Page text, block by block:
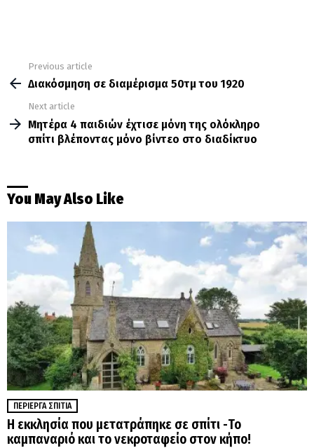
more
Previous article
Διακόσμηση σε διαμέρισμα 50τμ του 1920
Next article
Μητέρα 4 παιδιών έχτισε μόνη της ολόκληρο
σπίτι βλέποντας μόνο βίντεο στο διαδίκτυο
You May Also Like
ΠΕΡΊΕΡΓΑ ΣΠΊΤΙΑ
Η εκκλησία που μετατράπηκε σε σπίτι -Το
καμπαναριό και το νεκροταφείο στον κήπο!